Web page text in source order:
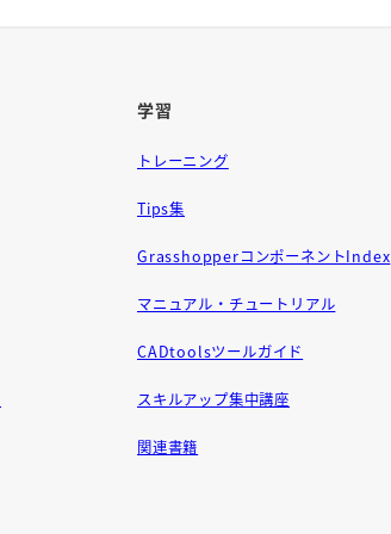
学習
トレーニング
Tips集
GrasshopperコンポーネントIndex
マニュアル・チュートリアル
CADtoolsツールガイド
スキルアップ集中講座
関連書籍